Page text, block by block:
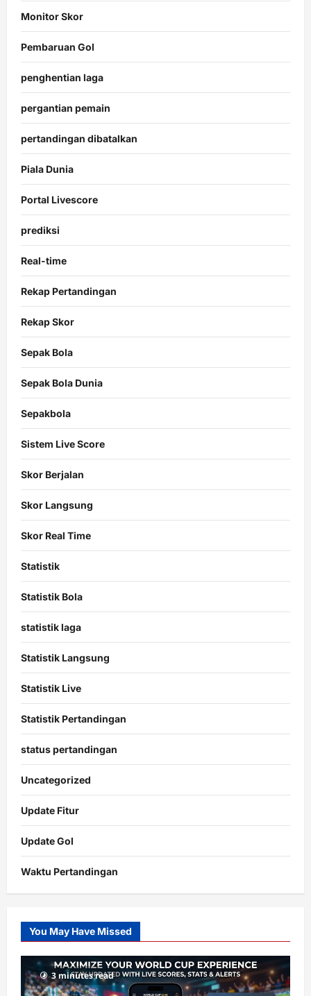
Monitor Skor
Pembaruan Gol
penghentian laga
pergantian pemain
pertandingan dibatalkan
Piala Dunia
Portal Livescore
prediksi
Real-time
Rekap Pertandingan
Rekap Skor
Sepak Bola
Sepak Bola Dunia
Sepakbola
Sistem Live Score
Skor Berjalan
Skor Langsung
Skor Real Time
Statistik
Statistik Bola
statistik laga
Statistik Langsung
Statistik Live
Statistik Pertandingan
status pertandingan
Uncategorized
Update Fitur
Update Gol
Waktu Pertandingan
Slot
Gacor
RTP
terupdate
You May Have Missed
3 minutes read